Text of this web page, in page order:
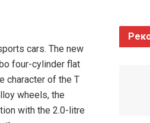
cars. The new
four-cylinder flat
character of the T
wheels, the
with the 2.0-litre